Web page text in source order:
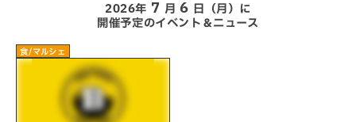
2026年 7 月 6 日（月）に
開催予定のイベント＆ニュース
食/マルシェ